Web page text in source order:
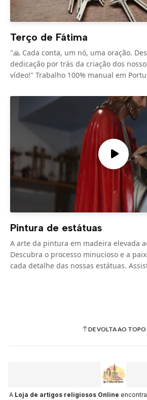
Terço de Fátima
"🙏 Cada conta, um nó, uma oração.
dedicação por trás da criação dos
vídeo!" Trabalho 100% manual em
Pintura de estátuas
A arte da pintura em madeira elevada
Descubra o processo minucioso e a
cada detalhe das nossas estátuas.
DE VOLTA AO TOPO
A Loja de artigos religiosos Online